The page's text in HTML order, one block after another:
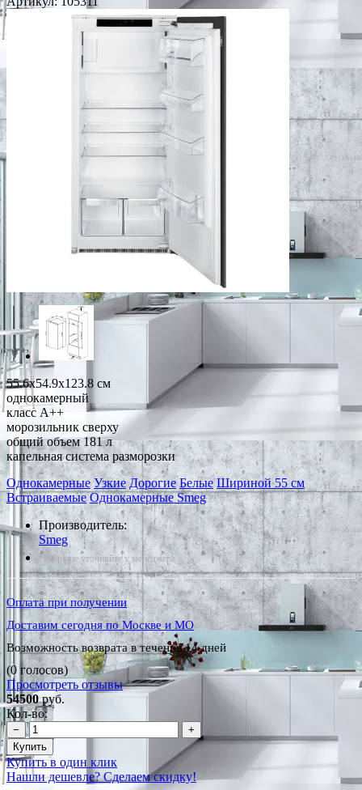
55.6x54.9x123.8 см
однокамерный
класс A++
морозильник сверху
общий объем 181 л
капельная система разморозки
Однокамерные Узкие Дорогие Белые Шириной 55 см
Встраиваемые Однокамерные Smeg
Производитель:
Smeg
*Наличие уточняйте у менеджера
Оплата при получении
Доставим сегодня по Москве и МО
Возможность возврата в течение 14 дней
(0 голосов)
Просмотреть отзывы
54500руб.
Кол-во:
−
+
Купить
Купить в один клик
Нашли дешевле? Сделаем скидку!